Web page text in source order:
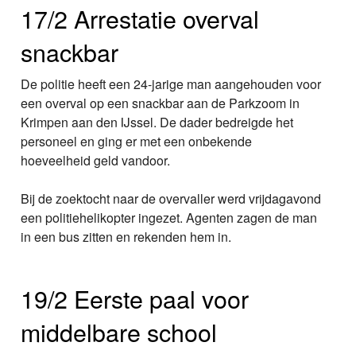
17/2 Arrestatie overval
snackbar
De politie heeft een 24-jarige man aangehouden voor
een overval op een snackbar aan de Parkzoom in
Krimpen aan den IJssel. De dader bedreigde het
personeel en ging er met een onbekende
hoeveelheid geld vandoor.
Bij de zoektocht naar de overvaller werd vrijdagavond
een politiehelikopter ingezet. Agenten zagen de man
in een bus zitten en rekenden hem in.
19/2 Eerste paal voor
middelbare school